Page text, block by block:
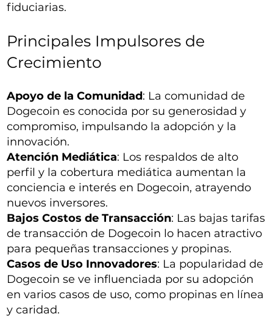
fiduciarias.
Principales Impulsores de
Crecimiento
Apoyo de la Comunidad: La comunidad de
Dogecoin es conocida por su generosidad y
compromiso, impulsando la adopción y la
innovación.
Atención Mediática: Los respaldos de alto
perfil y la cobertura mediática aumentan la
conciencia e interés en Dogecoin, atrayendo
nuevos inversores.
Bajos Costos de Transacción: Las bajas tarifas
de transacción de Dogecoin lo hacen atractivo
para pequeñas transacciones y propinas.
Casos de Uso Innovadores: La popularidad de
Dogecoin se ve influenciada por su adopción
en varios casos de uso, como propinas en línea
y caridad.